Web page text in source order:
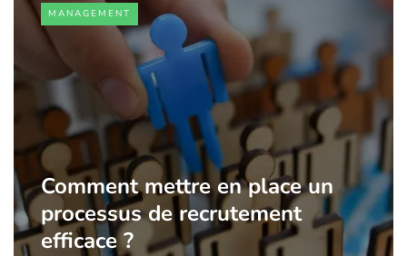
MANAGEMENT
Comment mettre en place un
processus de recrutement
efficace ?